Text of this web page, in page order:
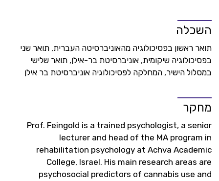
השכלה
תואר ראשון בפסיכולוגיה מהאוניברסיטה העברית, תואר שני
בפסיכולוגיה שיקומית, אוניברסיטת בר-אילן, תואר שלישי
במסלול הישיר, המחלקה לפסיכולוגיה אוניברסיטת בר אילן
מחקר
Prof. Feingold is a trained psychologist, a senior
lecturer and head of the MA program in
rehabilitation psychology at Achva Academic
College, Israel. His main research areas are
psychosocial predictors of cannabis use and